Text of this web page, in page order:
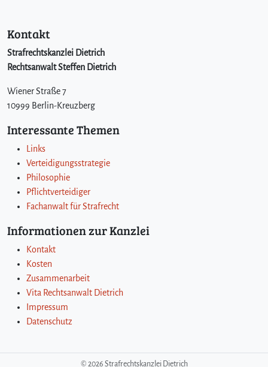
Kontakt
Strafrechtskanzlei Dietrich
Rechtsanwalt Steffen Dietrich
Wiener Straße 7
10999 Berlin-Kreuzberg
Interessante Themen
Links
Verteidigungsstrategie
Philosophie
Pflichtverteidiger
Fachanwalt für Strafrecht
Informationen zur Kanzlei
Kontakt
Kosten
Zusammenarbeit
Vita Rechtsanwalt Dietrich
Impressum
Datenschutz
© 2026 Strafrechtskanzlei Dietrich